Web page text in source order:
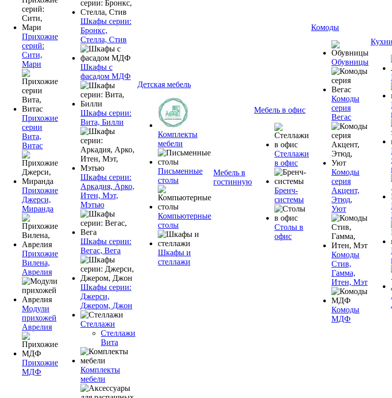
Прихожие
серий:
Сити,
Мари
Прихожие
серии
Вита,
Витас
Прихожие
Джерси,
Миранда
Прихожие
Вилена,
Аврелия
Модули
прихожей
Аврелия
Прихожие
МДФ
Шкафы серии:
Бронкс,
Стелла, Стив
Шкафы с
фасадом МДФ
Шкафы серии:
Вита, Билли
Шкафы серии:
Аркадия, Арко,
Итен, Мэт,
Мэтью
Шкафы серии:
Вегас, Вега
Шкафы серии:
Джерси,
Джером, Джон
Стеллажи
Стеллажи
Вита
Комплекты
мебели
Детская мебель
Комплекты
мебели
Письменные
столы
Компьютерные
столы
Шкафы и
стеллажи
Мебель в
гостинную
Мебель в офис
Стеллажи
в офис
Бренч-
системы
Столы в
офис
Комоды
Обувницы
Комоды
серия
Вегас
Комоды
серия
Акцент,
Этюд,
Уют
Комоды
Стив,
Гамма,
Итен, Мэт
Комоды
МДФ